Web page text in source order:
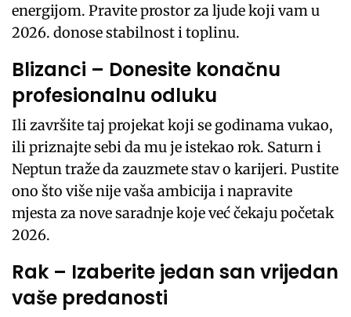
energijom. Pravite prostor za ljude koji vam u
2026. donose stabilnost i toplinu.
Blizanci – Donesite konačnu
profesionalnu odluku
Ili završite taj projekat koji se godinama vukao,
ili priznajte sebi da mu je istekao rok. Saturn i
Neptun traže da zauzmete stav o karijeri. Pustite
ono što više nije vaša ambicija i napravite
mjesta za nove saradnje koje već čekaju početak
2026.
Rak – Izaberite jedan san vrijedan
vaše predanosti